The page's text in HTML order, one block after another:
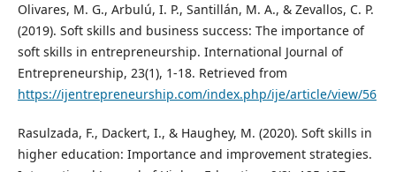
Olivares, M. G., Arbulú, I. P., Santillán, M. A., & Zevallos, C. P.
(2019). Soft skills and business success: The importance of
soft skills in entrepreneurship. International Journal of
Entrepreneurship, 23(1), 1-18. Retrieved from
https://ijentrepreneurship.com/index.php/ije/article/view/56
Rasulzada, F., Dackert, I., & Haughey, M. (2020). Soft skills in
higher education: Importance and improvement strategies.